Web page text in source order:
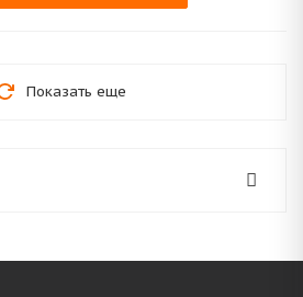
Показать еще